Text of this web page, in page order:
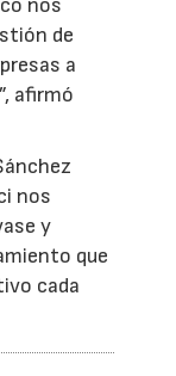
nos
de
a
afirmó
nos
y
que
cada